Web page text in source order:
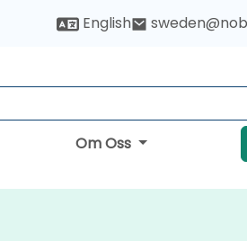
English
Om Oss